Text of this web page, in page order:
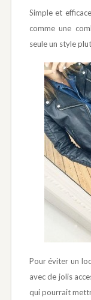
Simple et
comme une
seule un style
Pour éviter un
avec de jolis
qui pourrait